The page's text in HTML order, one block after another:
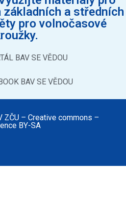
základních a středních
pro volnočasové
BAV SE VĚDOU
BAV SE VĚDOU
– Creative commons –
BY-SA